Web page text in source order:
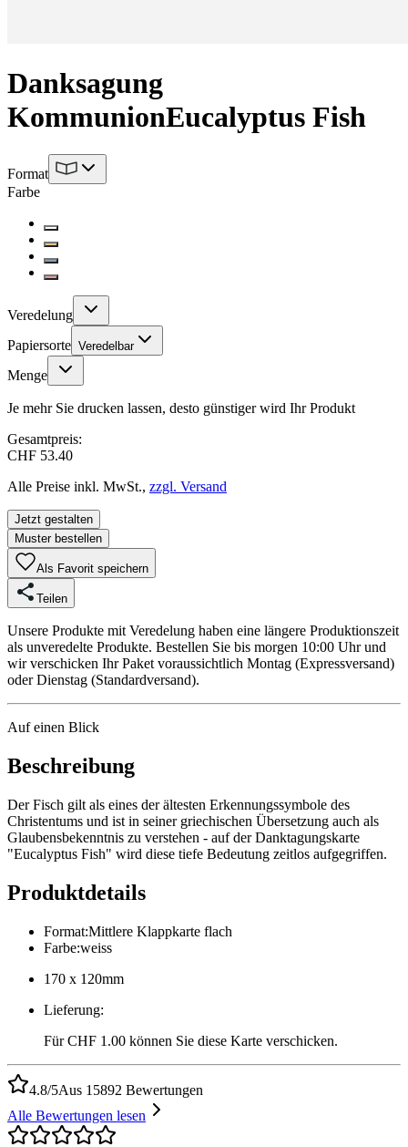
Danksagung
KommunionEucalyptus Fish
Format
Farbe
Veredelung
Papiersorte Veredelbar
Menge
Je mehr Sie drucken lassen, desto günstiger wird Ihr Produkt
Gesamtpreis:
CHF 53.40
Alle Preise inkl. MwSt., zzgl. Versand
Jetzt gestalten
Muster bestellen
Als Favorit speichern
Teilen
Unsere Produkte mit Veredelung haben eine längere Produktionszeit
als unveredelte Produkte. Bestellen Sie bis morgen 10:00 Uhr und
wir verschicken Ihr Paket voraussichtlich Montag (Expressversand)
oder Dienstag (Standardversand).
Auf einen Blick
Beschreibung
Der Fisch gilt als eines der ältesten Erkennungssymbole des
Christentums und ist in seiner griechischen Übersetzung auch als
Glaubensbekenntnis zu verstehen - auf der Danktagungskarte
"Eucalyptus Fish" wird diese tiefe Bedeutung zeitlos aufgegriffen.
Produktdetails
Format:Mittlere Klappkarte flach
Farbe:weiss
170 x 120mm
Lieferung:
Für CHF 1.00 können Sie diese Karte verschicken.
4.8/5Aus 15892 Bewertungen
Alle Bewertungen lesen